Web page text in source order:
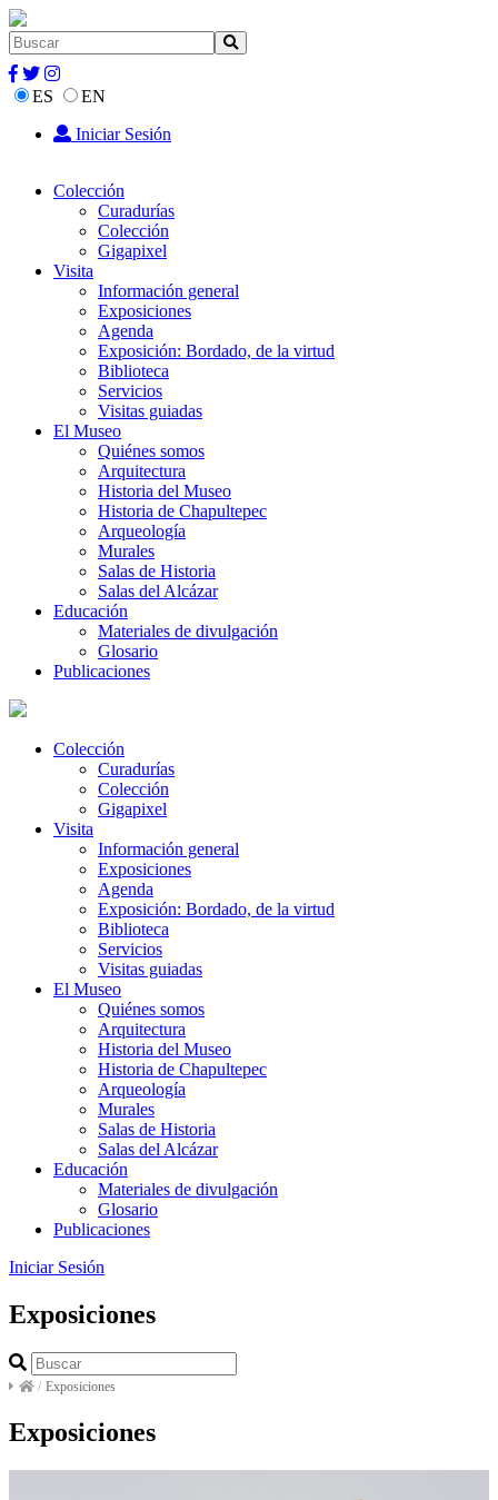
ES
EN
Iniciar Sesión
Colección
Curadurías
Colección
Gigapixel
Visita
Información general
Exposiciones
Agenda
Exposición: Bordado, de la virtud
Biblioteca
Servicios
Visitas guiadas
El Museo
Quiénes somos
Arquitectura
Historia del Museo
Historia de Chapultepec
Arqueología
Murales
Salas de Historia
Salas del Alcázar
Educación
Materiales de divulgación
Glosario
Publicaciones
Colección
Curadurías
Colección
Gigapixel
Visita
Información general
Exposiciones
Agenda
Exposición: Bordado, de la virtud
Biblioteca
Servicios
Visitas guiadas
El Museo
Quiénes somos
Arquitectura
Historia del Museo
Historia de Chapultepec
Arqueología
Murales
Salas de Historia
Salas del Alcázar
Educación
Materiales de divulgación
Glosario
Publicaciones
Iniciar Sesión
Exposiciones
/ Exposiciones
Exposiciones